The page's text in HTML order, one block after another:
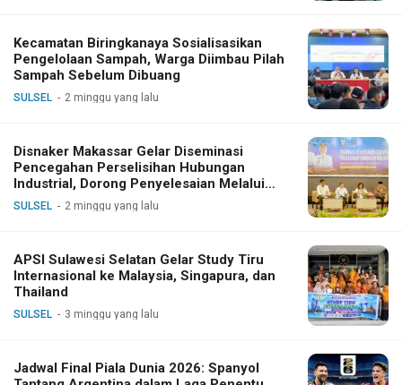
Kecamatan Biringkanaya Sosialisasikan
Pengelolaan Sampah, Warga Diimbau Pilah
Sampah Sebelum Dibuang
SULSEL 2 minggu yang lalu
Disnaker Makassar Gelar Diseminasi
Pencegahan Perselisihan Hubungan
Industrial, Dorong Penyelesaian Melalui
Dialog
SULSEL 2 minggu yang lalu
APSI Sulawesi Selatan Gelar Study Tiru
Internasional ke Malaysia, Singapura, dan
Thailand
SULSEL 3 minggu yang lalu
Jadwal Final Piala Dunia 2026: Spanyol